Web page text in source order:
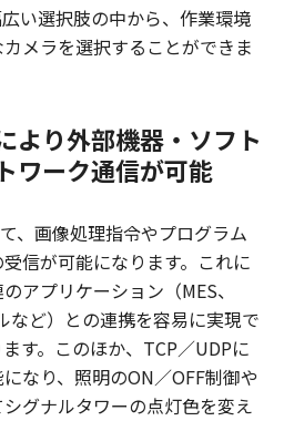
い選択肢の中から、作業環境
メラを選択することができま
より外部機器・ソフト
ワーク通信が可能
、画像処理指令やプログラム
信が可能になります。これに
アプリケーション（MES、
など）との連携を容易に実現で
す。このほか、TCP／UDPに
なり、照明のON／OFF制御や
グナルタワーの点灯色を変え